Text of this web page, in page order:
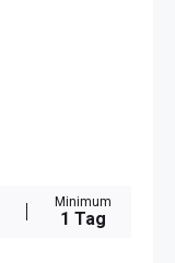
Minimum
1 Tag